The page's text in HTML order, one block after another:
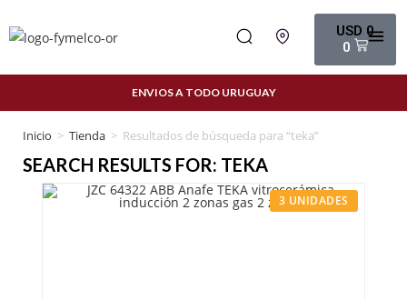
USD 0
0
ENVIOS A TODO URUGUAY
Inicio > Tienda > Resultados de búsqueda para “teka”
SEARCH RESULTS FOR: TEKA
3 UNIDADES